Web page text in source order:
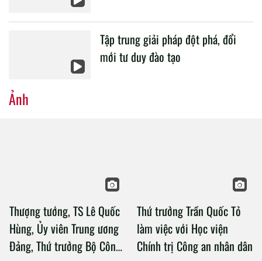
Tập trung giải pháp đột phá, đổi
mới tư duy đào tạo
Ảnh
Thượng tướng, TS Lê Quốc
Hùng, Ủy viên Trung ương
Đảng, Thứ trưởng Bộ Công
Thứ trưởng Trần Quốc Tỏ
làm việc với Học viện
Chính trị Công an nhân dân